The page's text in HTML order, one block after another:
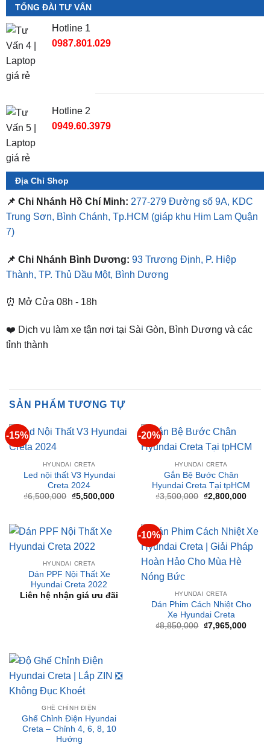
TỔNG ĐÀI TƯ VẤN
Hotline 1
0987.801.029
Hotline 2
0949.60.3979
Địa Chỉ Shop
📌 Chi Nhánh Hồ Chí Minh: 277-279 Đường số 9A, KDC
Trung Sơn, Bình Chánh, Tp.HCM (giáp khu Him Lam Quận
7)
📌 Chi Nhánh Bình Dương: 93 Trương Định, P. Hiệp
Thành, TP. Thủ Dầu Một, Bình Dương
⏰ Mở Cửa 08h - 18h
❤️ Dịch vụ làm xe tận nơi tại Sài Gòn, Bình Dương và các
tỉnh thành
SẢN PHẨM TƯƠNG TỰ
-15%
HYUNDAI CRETA
Led nội thất V3 Hyundai
Creta 2024
₫6,500,000 Giá
₫5,500,000Giá
₫5,500,000.
-20%
HYUNDAI CRETA
Gắn Bệ Bước Chân
Hyundai Creta Tại tpHCM
₫3,500,000 Giá
₫2,800,000Giá
HYUNDAI CRETA
Dán PPF Nội Thất Xe
Hyundai Creta 2022
Liên hệ nhận giá ưu đãi
-10%
HYUNDAI CRETA
Dán Phim Cách Nhiệt Cho
Xe Hyundai Creta
₫8,850,000 Giá
₫7,965,000Giá
GHẾ CHỈNH ĐIỆN
Ghế Chỉnh Điện Hyundai
Creta – Chỉnh 4, 6, 8, 10
Hướng